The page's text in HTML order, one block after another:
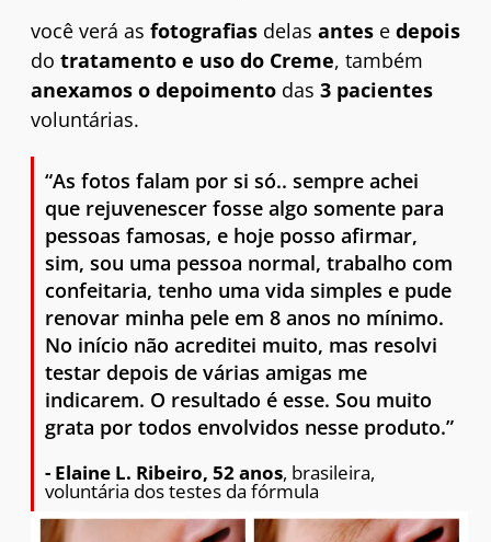
você verá as fotografias delas antes e depois
do tratamento e uso do Creme, também
anexamos o depoimento das 3 pacientes
voluntárias.
“As fotos falam por si só.. sempre achei
que rejuvenescer fosse algo somente para
pessoas famosas, e hoje posso afirmar,
sim, sou uma pessoa normal, trabalho com
confeitaria, tenho uma vida simples e pude
renovar minha pele em 8 anos no mínimo.
No início não acreditei muito, mas resolvi
testar depois de várias amigas me
indicarem. O resultado é esse. Sou muito
grata por todos envolvidos nesse produto.”
- Elaine L. Ribeiro, 52 anos, brasileira,
voluntária dos testes da fórmula